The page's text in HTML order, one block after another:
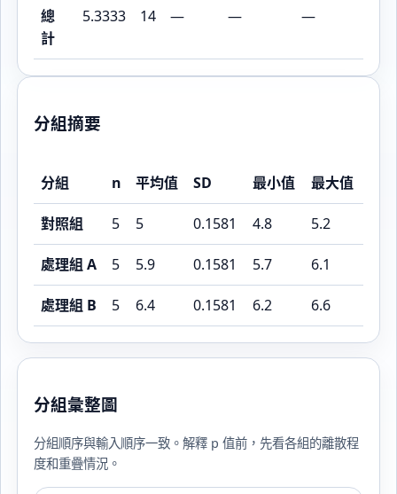
總
計
5.3333 14 — — —
分組摘要
分組 n 平均值 SD 最小值 最大值
對照組 5 5 0.1581 4.8 5.2
處理組 A 5 5.9 0.1581 5.7 6.1
處理組 B 5 6.4 0.1581 6.2 6.6
分組彙整圖
分組順序與輸入順序一致。解釋 p 值前，先看各組的離散程
度和重疊情況。